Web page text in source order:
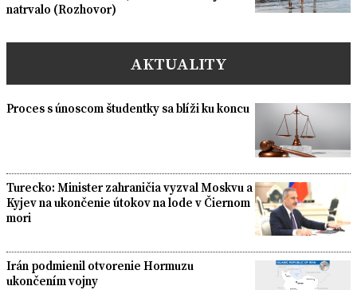
natrvalo (Rozhovor)
AKTUALITY
Proces s únoscom študentky sa blíži ku koncu
Turecko: Minister zahraničia vyzval Moskvu a
Kyjev na ukončenie útokov na lode v Čiernom
mori
Irán podmienil otvorenie Hormuzu
ukončením vojny